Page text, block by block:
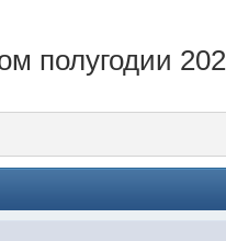
полугодии